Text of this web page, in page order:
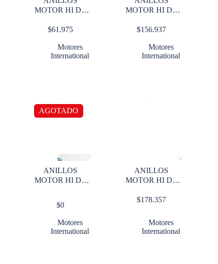
MOTOR HI DT
$61.975
Motores
International
MOTOR HI DT
CILINDRO
$156.937
Motores
International
AGOTADO
ANILLOS
MOTOR HI DT
GRUESA
$0
Motores
International
ANILLOS
MOTOR HI DT
CILINDRO
$178.357
Motores
International